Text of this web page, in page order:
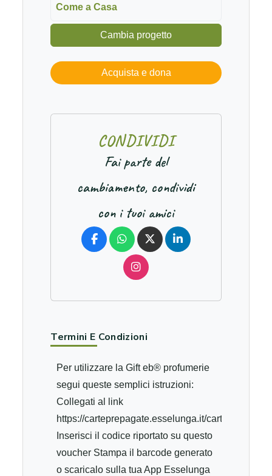
Come a Casa
Cambia progetto
Acquista e dona
CONDIVIDI
Fai parte del
cambiamento, condividi
con i tuoi amici
Termini E Condizioni
Per utilizzare la Gift eb® profumerie
segui queste semplici istruzioni:
Collegati al link
https://carteprepagate.esselunga.it/
Inserisci il codice riportato su questo
voucher Stampa il barcode generato
o scaricalo sulla tua App Esselunga